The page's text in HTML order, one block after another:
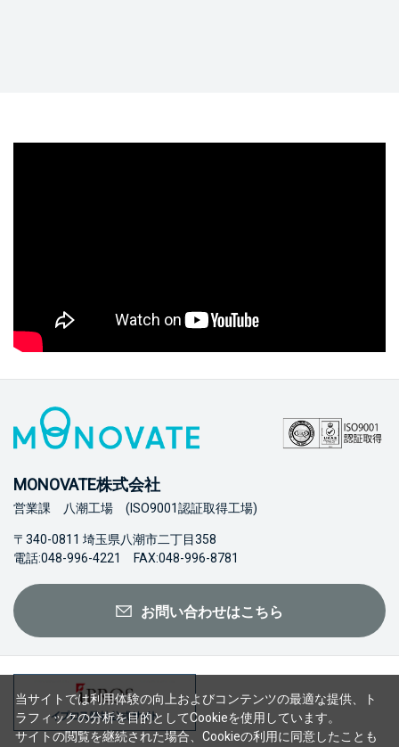
MONOVATE株式会社
営業課 八潮工場 (ISO9001認証取得工場)
〒340-0811 埼玉県八潮市二丁目358
電話:048-996-4221 FAX:048-996-8781
お問い合わせはこちら
当サイトでは利用体験の向上およびコンテンツの最適な提供、ト
ラフィックの分析を目的としてCookieを使用しています。
サイトの閲覧を継続された場合、Cookieの利用に同意したことも